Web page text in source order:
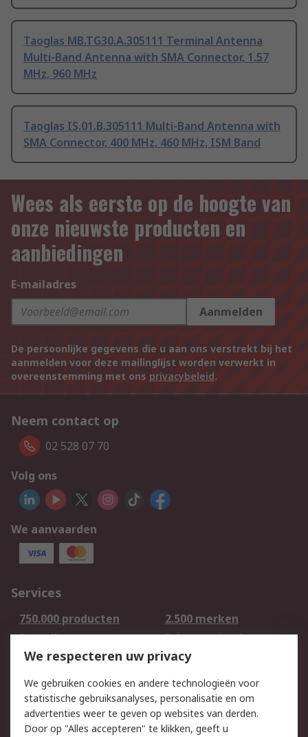
Taoglas MB.TG30.A.305111 Terminal Antenna
Multi-Band Antenna with SMA Connector, 1.57
MHz, 960 MHz
Taoglas IS.01.B.305111 Multi-Band Antenna with
SMA Connector, 400 MHz, 460 MHz, ISM Band
Wees als eerste op de hoogte van
onze nieuwste producten en
aanbiedingen
E-mailadres
Aanmelden
De persoonlijke gegevens die u aan ons verstrekt bij het
aanmelden voor deze mailinglijst worden verwerkt in
overeenstemming met ons privacybeleid.
Neem contact op
02 528 07 70
Volg ons
We aanvaarden
Services
750.000 producten
2.500 merken
Bestellen
Inkoopoplossingen
Retouren
Technisch advies
Track & Trace
Wettelijk
We respecteren uw privacy
We gebruiken cookies en andere technologieën voor
statistische gebruiksanalyses, personalisatie en om
advertenties weer te geven op websites van derden.
Door op "Alles accepteren" te klikken, geeft u